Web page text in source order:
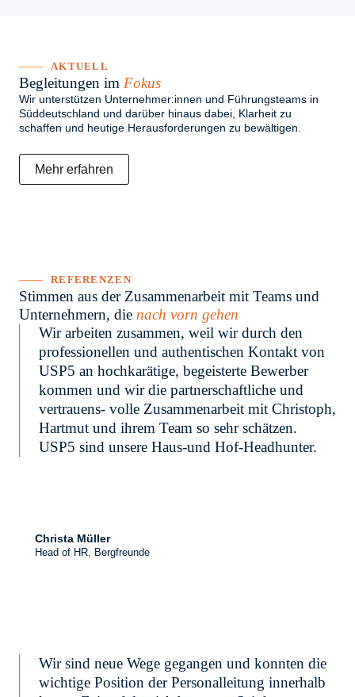
AKTUELL
Begleitungen im Fokus
Wir unterstützen Unternehmer:innen und Führungsteams in
Süddeutschland und darüber hinaus dabei, Klarheit zu
schaffen und heutige Herausforderungen zu bewältigen.
Mehr erfahren
REFERENZEN
Stimmen aus der Zusammenarbeit mit Teams und
Unternehmern, die nach vorn gehen
Wir arbeiten zusammen, weil wir durch den
professionellen und authentischen Kontakt von
USP5 an hochkarätige, begeisterte Bewerber
kommen und wir die partnerschaftliche und
vertrauens- volle Zusammenarbeit mit Christoph,
Hartmut und ihrem Team so sehr schätzen.
USP5 sind unsere Haus-und Hof-Headhunter.
Christa Müller
Head of HR, Bergfreunde
Wir sind neue Wege gegangen und konnten die
wichtige Position der Personalleitung innerhalb